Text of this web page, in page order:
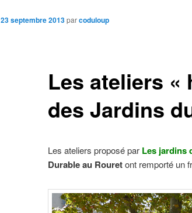
Les ateliers «
des Jardins
23 septembre 2013parcoduloup
Les ateliers proposé par Les jardins
Durable au Rouretont remporté un